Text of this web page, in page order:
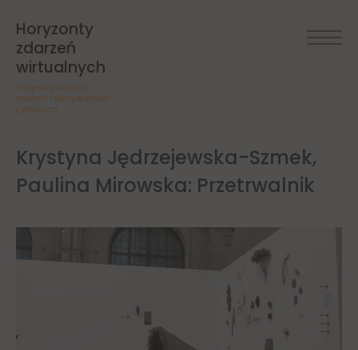
Horyzonty
zdarzeń
wirtualnych
Prognozy rozwoju
nowych rzeczywistości
cyfrowych
Krystyna Jędrzejewska-Szmek,
Paulina Mirowska: Przetrwalnik